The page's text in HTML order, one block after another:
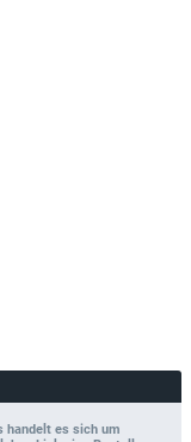
handelt es sich um